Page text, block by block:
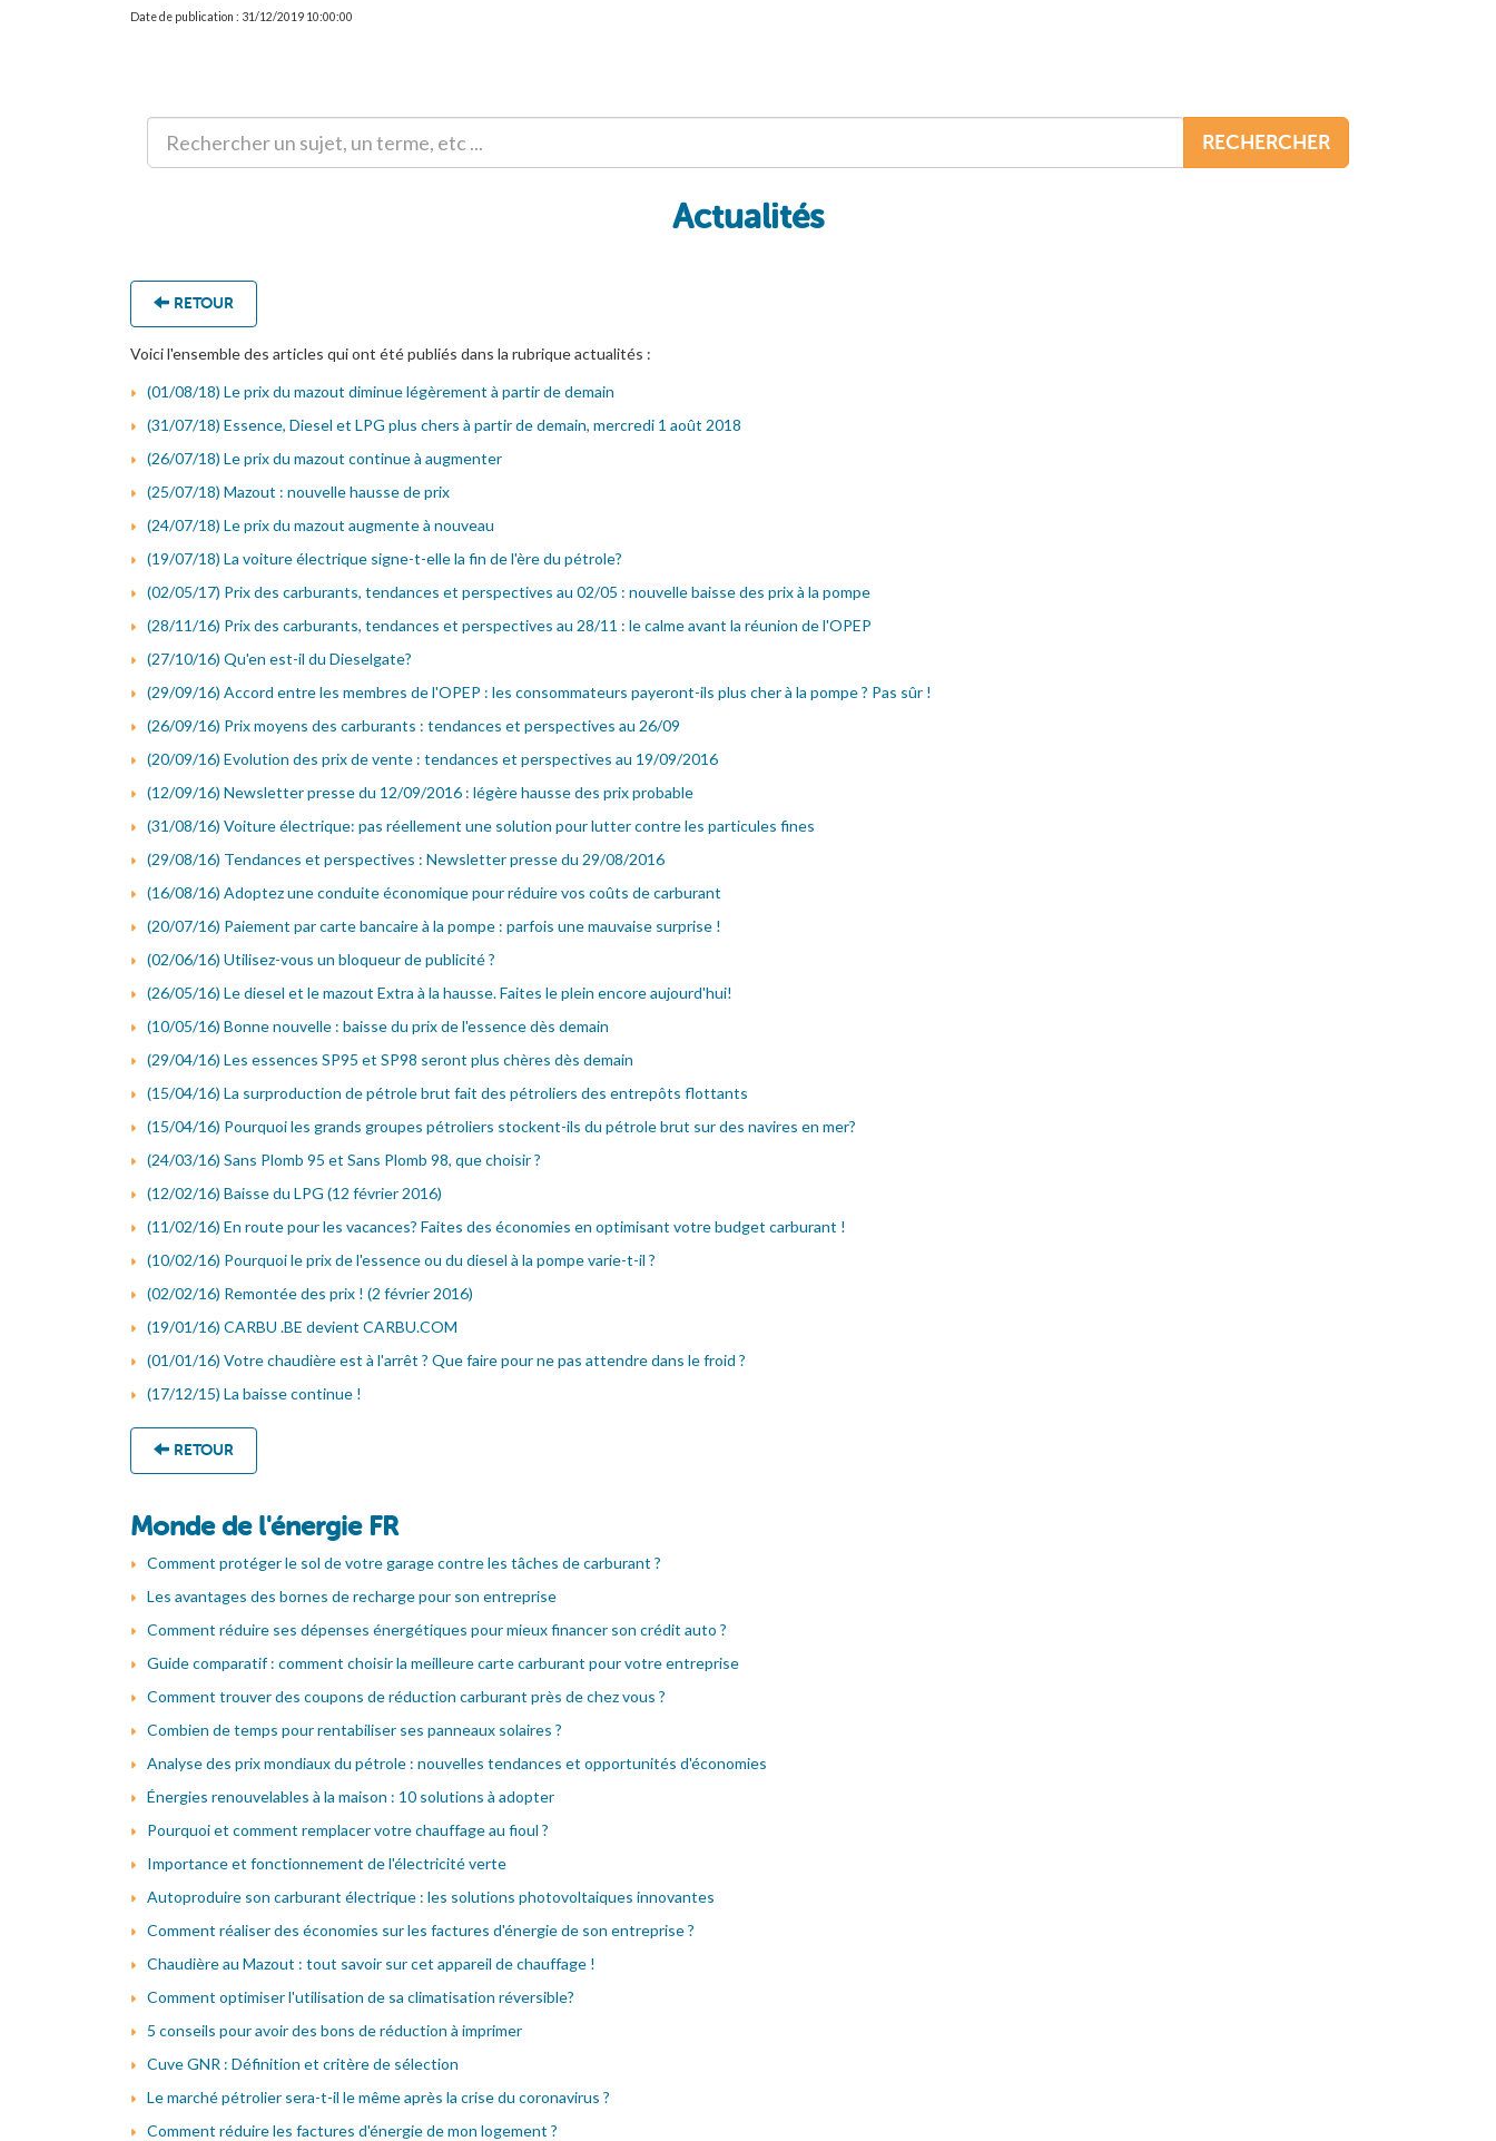
Date de publication : 31/12/2019 10:00:00
RECHERCHER
Actualités
RETOUR
Voici l'ensemble des articles qui ont été publiés dans la rubrique actualités :
(01/08/18) Le prix du mazout diminue légèrement à partir de demain
(31/07/18) Essence, Diesel et LPG plus chers à partir de demain, mercredi 1 août 2018
(26/07/18) Le prix du mazout continue à augmenter
(25/07/18) Mazout : nouvelle hausse de prix
(24/07/18) Le prix du mazout augmente à nouveau
(19/07/18) La voiture électrique signe-t-elle la fin de l'ère du pétrole?
(02/05/17) Prix des carburants, tendances et perspectives au 02/05 : nouvelle baisse des prix à la pompe
(28/11/16) Prix des carburants, tendances et perspectives au 28/11 : le calme avant la réunion de l'OPEP
(27/10/16) Qu'en est-il du Dieselgate?
(29/09/16) Accord entre les membres de l'OPEP : les consommateurs payeront-ils plus cher à la pompe ? Pas sûr !
(26/09/16) Prix moyens des carburants : tendances et perspectives au 26/09
(20/09/16) Evolution des prix de vente : tendances et perspectives au 19/09/2016
(12/09/16) Newsletter presse du 12/09/2016 : légère hausse des prix probable
(31/08/16) Voiture électrique: pas réellement une solution pour lutter contre les particules fines
(29/08/16) Tendances et perspectives : Newsletter presse du 29/08/2016
(16/08/16) Adoptez une conduite économique pour réduire vos coûts de carburant
(20/07/16) Paiement par carte bancaire à la pompe : parfois une mauvaise surprise !
(02/06/16) Utilisez-vous un bloqueur de publicité ?
(26/05/16) Le diesel et le mazout Extra à la hausse. Faites le plein encore aujourd'hui!
(10/05/16) Bonne nouvelle : baisse du prix de l'essence dès demain
(29/04/16) Les essences SP95 et SP98 seront plus chères dès demain
(15/04/16) La surproduction de pétrole brut fait des pétroliers des entrepôts flottants
(15/04/16) Pourquoi les grands groupes pétroliers stockent-ils du pétrole brut sur des navires en mer?
(24/03/16) Sans Plomb 95 et Sans Plomb 98, que choisir ?
(12/02/16) Baisse du LPG (12 février 2016)
(11/02/16) En route pour les vacances? Faites des économies en optimisant votre budget carburant !
(10/02/16) Pourquoi le prix de l'essence ou du diesel à la pompe varie-t-il ?
(02/02/16) Remontée des prix ! (2 février 2016)
(19/01/16) CARBU .BE devient CARBU.COM
(01/01/16) Votre chaudière est à l'arrêt ? Que faire pour ne pas attendre dans le froid ?
(17/12/15) La baisse continue !
RETOUR
Monde de l'énergie FR
Comment protéger le sol de votre garage contre les tâches de carburant ?
Les avantages des bornes de recharge pour son entreprise
Comment réduire ses dépenses énergétiques pour mieux financer son crédit auto ?
Guide comparatif : comment choisir la meilleure carte carburant pour votre entreprise
Comment trouver des coupons de réduction carburant près de chez vous ?
Combien de temps pour rentabiliser ses panneaux solaires ?
Analyse des prix mondiaux du pétrole : nouvelles tendances et opportunités d'économies
Énergies renouvelables à la maison : 10 solutions à adopter
Pourquoi et comment remplacer votre chauffage au fioul ?
Importance et fonctionnement de l'électricité verte
Autoproduire son carburant électrique : les solutions photovoltaiques innovantes
Comment réaliser des économies sur les factures d'énergie de son entreprise ?
Chaudière au Mazout : tout savoir sur cet appareil de chauffage !
Comment optimiser l'utilisation de sa climatisation réversible?
5 conseils pour avoir des bons de réduction à imprimer
Cuve GNR : Définition et critère de sélection
Le marché pétrolier sera-t-il le même après la crise du coronavirus ?
Comment réduire les factures d'énergie de mon logement ?